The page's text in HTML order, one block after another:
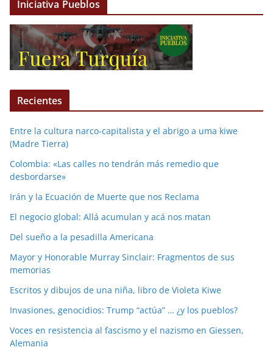
Iniciativa Pueblos
Recientes
Entre la cultura narco-capitalista y el abrigo a uma kiwe
(Madre Tierra)
Colombia: «Las calles no tendrán más remedio que
desbordarse»
Irán y la Ecuación de Muerte que nos Reclama
El negocio global: Allá acumulan y acá nos matan
Del sueño a la pesadilla Americana
Mayor y Honorable Murray Sinclair: Fragmentos de sus
memorias
Escritos y dibujos de una niña, libro de Violeta Kiwe
Invasiones, genocidios: Trump “actúa” … ¿y los pueblos?
Voces en resistencia al fascismo y el nazismo en Giessen,
Alemania